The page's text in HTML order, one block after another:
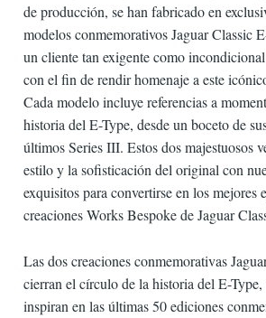
de producción, se han fabricado en
modelos conmemorativos Jaguar Classic
un cliente tan exigente como
con el fin de rendir homenaje a este
Cada modelo incluye referencias a
historia del E-Type, desde un boceto de
últimos Series III. Estos dos majestuosos
estilo y la sofisticación del original con
exquisitos para convertirse en los mejores
creaciones Works Bespoke de Jaguar
Las dos creaciones conmemorativas
cierran el círculo de la historia del E-Type,
inspiran en las últimas 50 ediciones